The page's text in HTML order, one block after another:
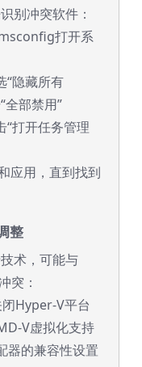
别冲突软件：
打开系
“隐藏所有
部禁用”
“打开任务管理
应用，直到找到
整
术，可能与
突：
Hyper-V平台
V虚拟化支持
器的兼容性设置